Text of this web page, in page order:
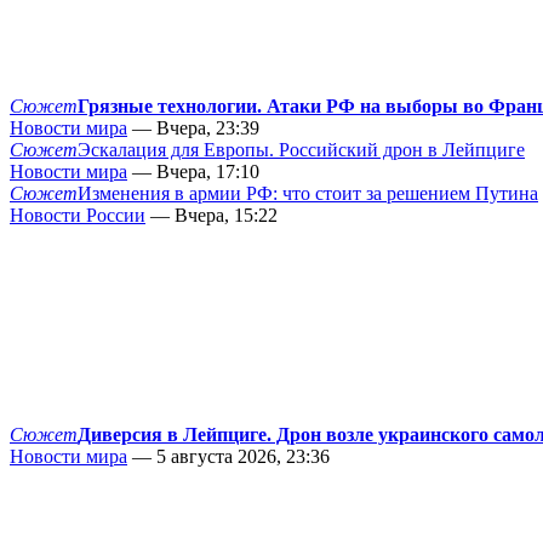
СюжетГрязные технологии. Атаки РФ на выборы во
Новости мира — Вчера, 23:39
СюжетЭскалация для Европы. Российский дрон в Лейпциге
Новости мира — Вчера, 17:10
СюжетИзменения в армии РФ: что стоит за решением Путина
Новости России — Вчера, 15:22
СюжетДиверсия в Лейпциге. Дрон возле украинского
Новости мира — 5 августа 2026, 23:36